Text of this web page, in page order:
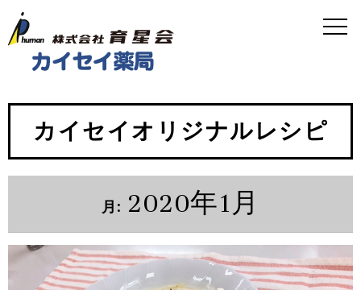
カイセイオリジナルレシピ
月: 2020年1月